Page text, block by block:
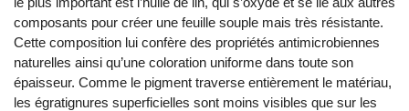
composants pour créer une feuille souple mais très résistante.
Cette composition lui confère des propriétés antimicrobiennes
naturelles ainsi qu’une coloration uniforme dans toute son
épaisseur. Comme le pigment traverse entièrement le matériau,
les égratignures superficielles sont moins visibles que sur les